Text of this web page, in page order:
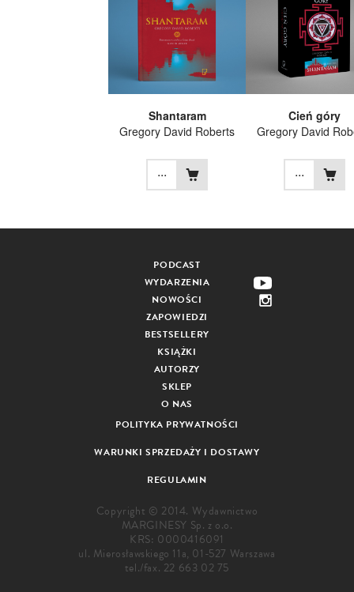
Shantaram
Gregory David Roberts
...
Cień góry
Gregory David
...
PODCAST
WYDARZENIA
NOWOŚCI
ZAPOWIEDZI
BESTSELLERY
KSIĄŻKI
AUTORZY
SKLEP
O NAS
POLITYKA PRYWATNOŚCI
WARUNKI SPRZEDAŻY I DOSTAWY
REGULAMIN
Copyright © 2014. Wydawnictwo
MARGINESY Sp. z o.o.
KRS: 0000416091
ul. Mierosławskiego 11a, 01-527 Warszawa
tel./fax. 22 663 02 75